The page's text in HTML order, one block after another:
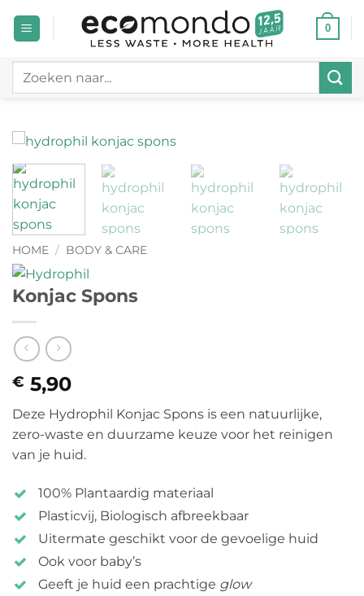
naar
0
Zoeken
HOME / BODY & CARE
Konjac Spons
€ 5,90
Deze Hydrophil Konjac Spons is een natuurlijke,
zero-waste en duurzame keuze voor het reinigen
van je huid.
100% Plantaardig materiaal
Plasticvij, Biologisch afbreekbaar
Uitermate geschikt voor de gevoelige huid
Ook voor baby’s
Geeft je huid een prachtige glow